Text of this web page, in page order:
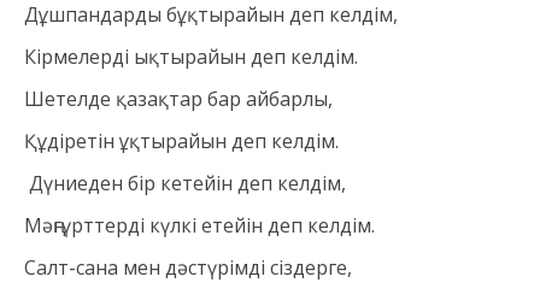
Дұшпандарды бұқтырайын деп келдім,
Кірмелерді ықтырайын деп келдім.
Шетелде қазақтар бар айбарлы,
Құдіретін ұқтырайын деп келдім.
Дүниеден бір кетейін деп келдім,
Мәңгүрттерді күлкі етейін деп келдім.
Салт-сана мен дәстүрімді сіздерге,